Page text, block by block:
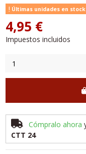
Últimas unidades en stock
4,95 €
Impuestos incluidos
Cómpralo ahora
CTT 24